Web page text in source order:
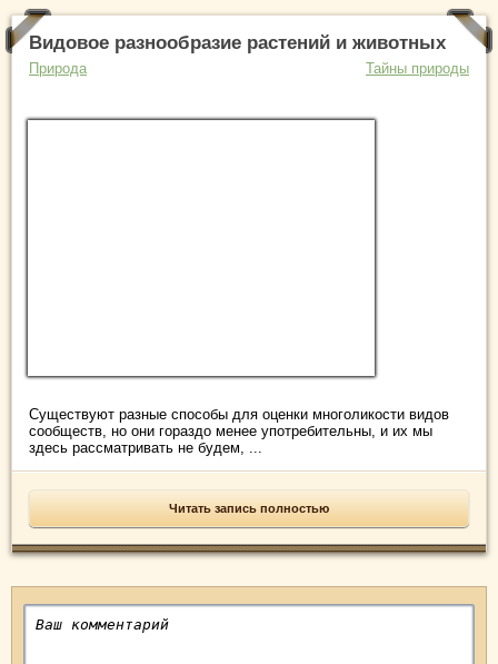
Видовое разнообразие растений и животных
Природа Тайны природы
Существуют разные способы для оценки многоликости видов
сообществ, но они гораздо менее употребительны, и их мы
здесь рассматривать не будем, ...
Читать запись полностью